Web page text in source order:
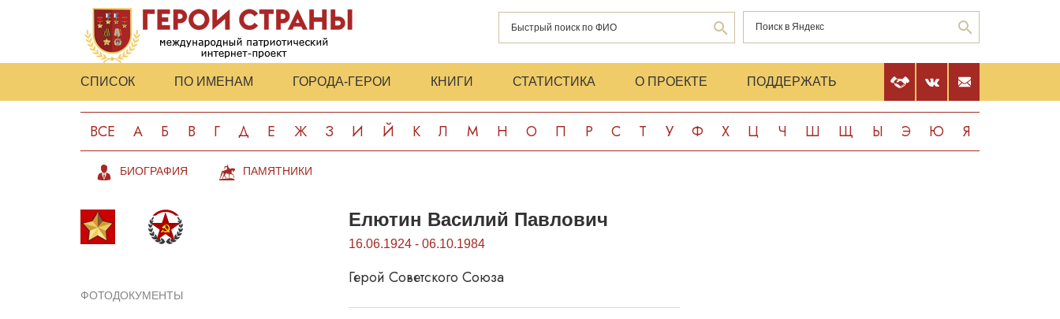
СПИСОК ПО ИМЕНАМ ГОРОДА-ГЕРОИ КНИГИ СТАТИСТИКА О ПРОЕКТЕ ПОДДЕРЖАТЬ
ВСЕ А Б В Г Д Е Ж З И Й К Л М Н О П Р С Т У Ф Х Ц Ч Ш Щ Ы Э Ю Я
БИОГРАФИЯ ПАМЯТНИКИ
ФОТОДОКУМЕНТЫ
Елютин Василий Павлович
16.06.1924 - 06.10.1984
Герой Советского Союза